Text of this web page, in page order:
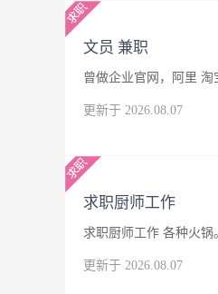
文员 兼职
曾做企业官网，阿里 淘
更新于 2026.08.07
求职厨师工作
求职厨师工作 各种火锅
更新于 2026.08.07